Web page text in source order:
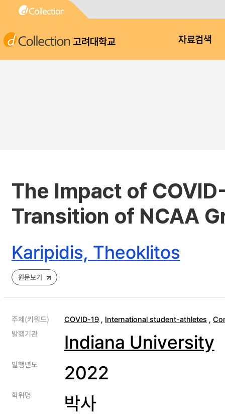
고려대학교 자료검색
The Impact of
Transition of NCAA
Karipidis, Theoklitos
원문보기
주제(키워드) COVID-19 , International student-athletes ,
발행기관
Indiana University
발행년도 2022
학위명 박사